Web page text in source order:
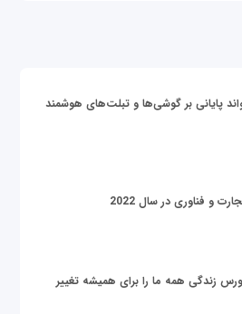
پایانی بر گوشی‌ها و تبلت‌های هوشمند
زندگی همه ما را برای همیشه تغییر